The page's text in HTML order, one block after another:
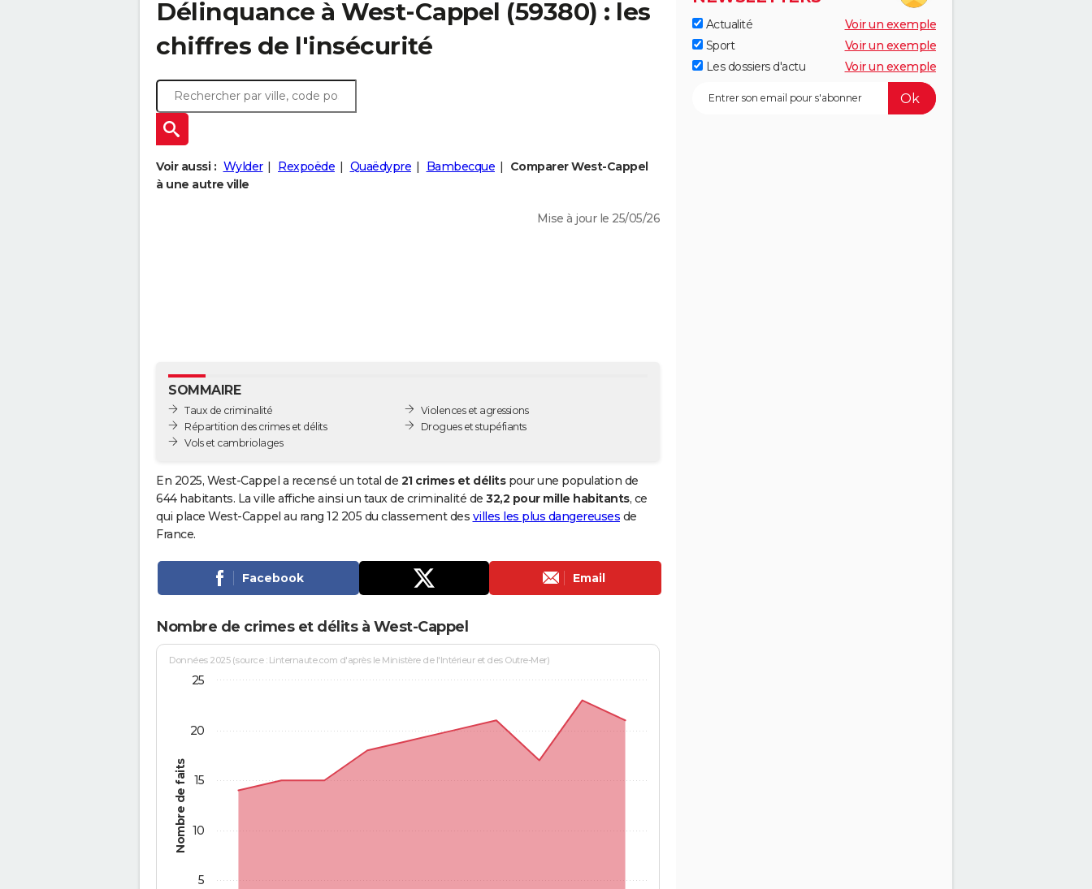
Délinquance à West-Cappel (59380) : les
chiffres de l'insécurité
Voir aussi : Wylder Rexpoëde Quaëdypre Bambecque
Comparer West-Cappel
à une autre ville
Mise à jour le 25/05/26
SOMMAIRE
Taux de criminalité
Répartition des crimes et délits
Vols et cambriolages
Violences et agressions
Drogues et stupéfiants
En 2025, West-Cappel a recensé un total de 21 crimes et délitspour une population de
644 habitants. La ville affiche ainsi un taux de criminalité de 32,2 pour mille habitants, ce
qui place West-Cappel au rang 12 205 du classement des villes les plus dangereuses de
France.
Facebook Email
Nombre de crimes et délits à West-Cappel
Nombre de faits
Données 2025 (source : Linternaute.com d'après le Ministère de l'Intérieur et des Outre-Mer)
5
10
15
20
25
Actualité
Voir un exemple
Sport
Voir un exemple
Les dossiers d'actu
Voir un exemple